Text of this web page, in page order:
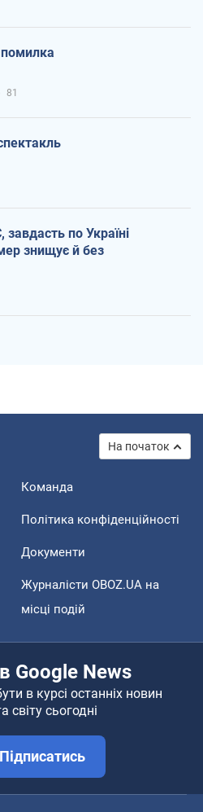
81
по Україні
знищує й без
На початок
Команда
Політика конфіденційності
Документи
Журналісти OBOZ.UA на
місці подій
Google News
в курсі останніх новин
світу сьогодні
Підписатись